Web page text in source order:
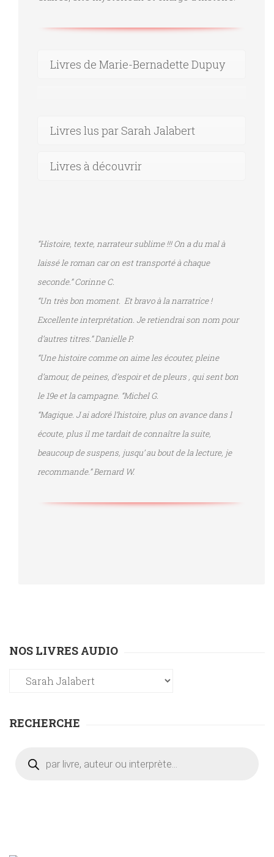
Livres de Marie-Bernadette Dupuy
Livres lus par Sarah Jalabert
Livres à découvrir
“Histoire, texte, narrateur sublime !!! On a du mal à
laissé le roman car on est transporté à chaque
seconde.” Corinne C.
“Un très bon moment. Et bravo à la narratrice !
Excellente interprétation. Je retiendrai son nom pour
d’autres titres.” Danielle P.
“Une histoire comme on aime les écouter, pleine
d’amour, de peines, d’espoir et de pleurs , qui sent bon
le 19e et la campagne. “Michel G.
“Magique. J ai adoré l’histoire, plus on avance dans l
écoute, plus il me tardait de connaître la suite,
beaucoup de suspens, jusqu’ au bout de la lecture, je
recommande.” Bernard W.
NOS LIVRES AUDIO
RECHERCHE
produits